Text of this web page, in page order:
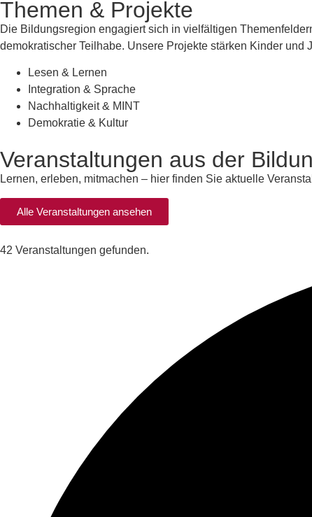
Themen & Projekte
Die Bildungsregion engagiert sich in vielfältigen
demokratischer Teilhabe. Unsere Projekte stärken Kinder
Lesen & Lernen
Integration & Sprache
Nachhaltigkeit & MINT
Demokratie & Kultur
Veranstaltungen aus der
Lernen, erleben, mitmachen – hier finden Sie aktuelle
Alle Veranstaltungen ansehen
42 Veranstaltungen gefunden.